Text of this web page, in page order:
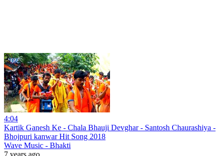
4:04
Kartik Ganesh Ke - Chala Bhauji Devghar - Santosh Chaurashiya -
Bhojpuri kanwar Hit Song 2018
Wave Music - Bhakti